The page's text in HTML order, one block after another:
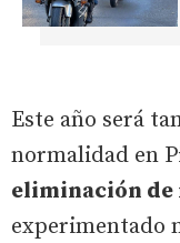
Este año será
normalidad en
eliminación
experimentado